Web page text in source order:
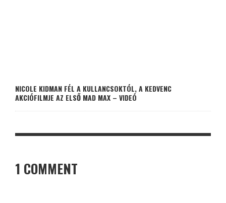
NICOLE KIDMAN FÉL A KULLANCSOKTÓL, A KEDVENC
AKCIÓFILMJE AZ ELSŐ MAD MAX – VIDEÓ
1 COMMENT